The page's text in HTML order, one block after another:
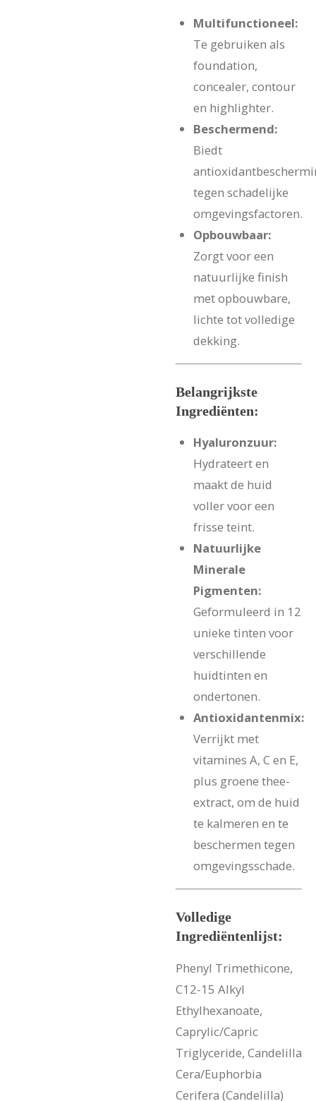
Multifunctioneel:
Te gebruiken als
foundation,
concealer, contour
en highlighter.
Beschermend:
Biedt
tegen schadelijke
omgevingsfactoren.
Opbouwbaar:
Zorgt voor een
natuurlijke finish
met opbouwbare,
lichte tot volledige
dekking.
Belangrijkste
Ingrediënten:
Hyaluronzuur:
Hydrateert en
maakt de huid
voller voor een
frisse teint.
Natuurlijke
Minerale
Pigmenten:
Geformuleerd in 12
unieke tinten voor
verschillende
huidtinten en
ondertonen.
Antioxidantenmix:
Verrijkt met
vitamines A, C en E,
plus groene thee-
extract, om de huid
te kalmeren en te
beschermen tegen
omgevingsschade.
Volledige
Ingrediëntenlijst:
Phenyl Trimethicone,
C12-15 Alkyl
Ethylhexanoate,
Caprylic/Capric
Triglyceride, Candelilla
Cera/Euphorbia
Cerifera (Candelilla)